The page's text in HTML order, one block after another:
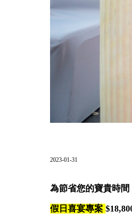
2023-01-31
為節省您的寶貴時
假日喜宴專案